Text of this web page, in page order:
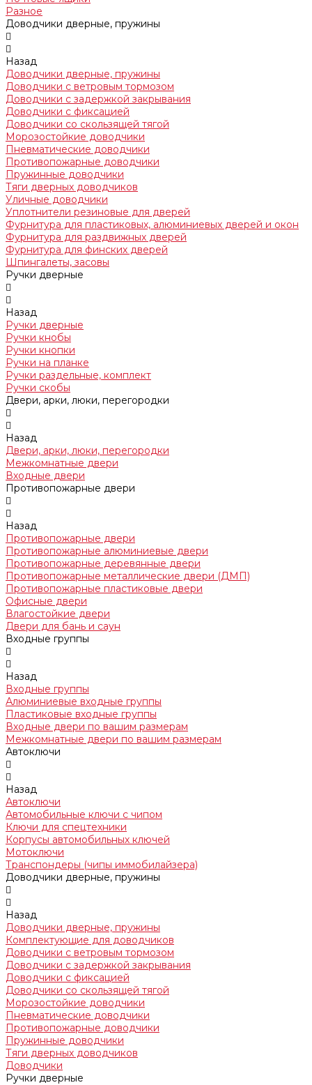
Разное
Доводчики дверные, пружины
Назад
Доводчики дверные, пружины
Доводчики с ветровым тормозом
Доводчики с задержкой закрывания
Доводчики с фиксацией
Доводчики со скользящей тягой
Морозостойкие доводчики
Пневматические доводчики
Противопожарные доводчики
Пружинные доводчики
Тяги дверных доводчиков
Уличные доводчики
Уплотнители резиновые для дверей
Фурнитура для пластиковых, алюминиевых дверей и окон
Фурнитура для раздвижных дверей
Фурнитура для финских дверей
Шпингалеты, засовы
Ручки дверные
Назад
Ручки дверные
Ручки кнобы
Ручки кнопки
Ручки на планке
Ручки раздельные, комплект
Ручки скобы
Двери, арки, люки, перегородки
Назад
Двери, арки, люки, перегородки
Межкомнатные двери
Входные двери
Противопожарные двери
Назад
Противопожарные двери
Противопожарные алюминиевые двери
Противопожарные деревянные двери
Противопожарные металлические двери (ДМП)
Противопожарные пластиковые двери
Офисные двери
Влагостойкие двери
Двери для бань и саун
Входные группы
Назад
Входные группы
Алюминиевые входные группы
Пластиковые входные группы
Входные двери по вашим размерам
Межкомнатные двери по вашим размерам
Автоключи
Назад
Автоключи
Автомобильные ключи с чипом
Ключи для спецтехники
Корпусы автомобильных ключей
Мотоключи
Транспондеры (чипы иммобилайзера)
Доводчики дверные, пружины
Назад
Доводчики дверные, пружины
Комплектующие для доводчиков
Доводчики с ветровым тормозом
Доводчики с задержкой закрывания
Доводчики с фиксацией
Доводчики со скользящей тягой
Морозостойкие доводчики
Пневматические доводчики
Противопожарные доводчики
Пружинные доводчики
Тяги дверных доводчиков
Доводчики
Ручки дверные